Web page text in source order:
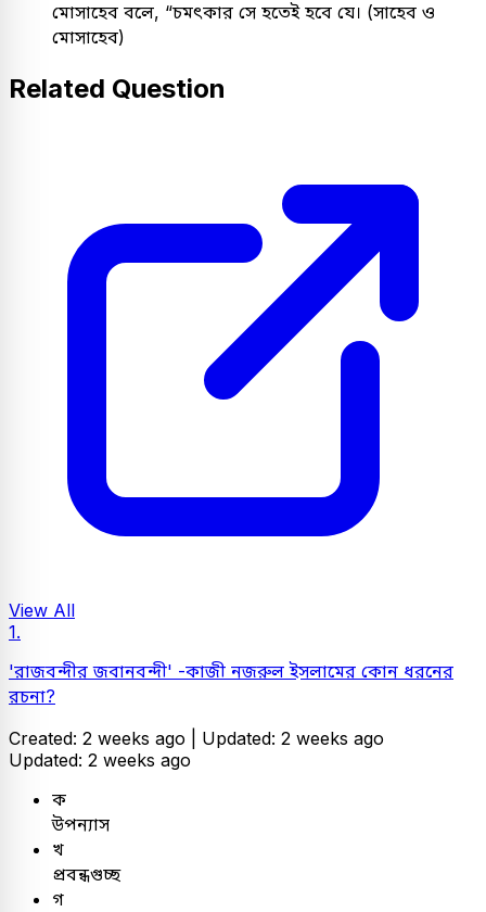
মোসাহেব বলে, “চমৎকার সে হতেই হবে যে। (সাহেব ও
মোসাহেব)
Related Question
View All
1.
'রাজবন্দীর জবানবন্দী' -কাজী নজরুল ইসলামের কোন ধরনের
রচনা?
Created: 2 weeks ago | Updated: 2 weeks ago
Updated: 2 weeks ago
ক
উপন্যাস
খ
প্রবন্ধগুচ্ছ
গ